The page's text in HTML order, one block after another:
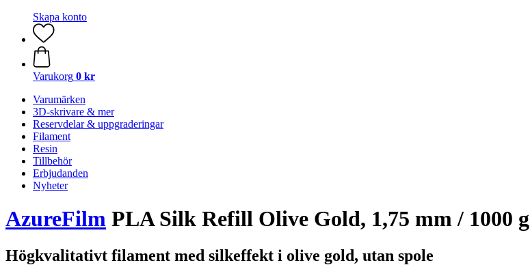
Skapa konto
Varukorg 0 kr
Varumärken
3D-skrivare & mer
Reservdelar & uppgraderingar
Filament
Resin
Tillbehör
Erbjudanden
Nyheter
AzureFilm PLA Silk Refill Olive Gold, 1,75 mm / 1000 g
Högkvalitativt filament med silkeffekt i olive gold, utan spole